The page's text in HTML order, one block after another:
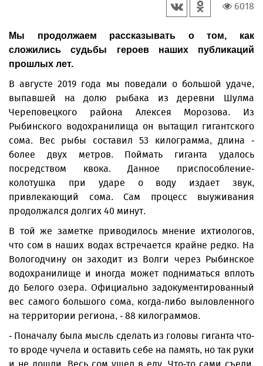
6018
Мы продолжаем рассказывать о том, как
сложились судьбы героев наших публикаций
прошлых лет.
В августе 2019 года мы поведали о большой удаче,
выпавшей на долю рыбака из деревни Шулма
Череповецкого района Алексея Морозова. Из
Рыбинского водохранилища он вытащил гигантского
сома. Вес рыбы составил 53 килограмма, длина -
более двух метров. Поймать гиганта удалось
посредством квока. Данное приспособление-
колотушка при ударе о воду издает звук,
привлекающий сома. Сам процесс выуживания
продолжался долгих 40 минут.
В той же заметке приводилось мнение ихтиологов,
что сом в наших водах встречается крайне редко. На
Вологодчину он заходит из Волги через Рыбинское
водохранилище и иногда может подниматься вплоть
до Белого озера. Официально задокументированный
вес самого большого сома, когда-либо выловленного
на территории региона, - 88 килограммов.
- Поначалу была мысль сделать из головы гиганта что-
то вроде чучела и оставить себе на память, но так руки